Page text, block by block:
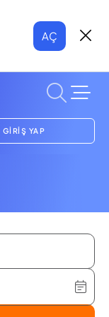
AÇ
GİRİŞ YAP